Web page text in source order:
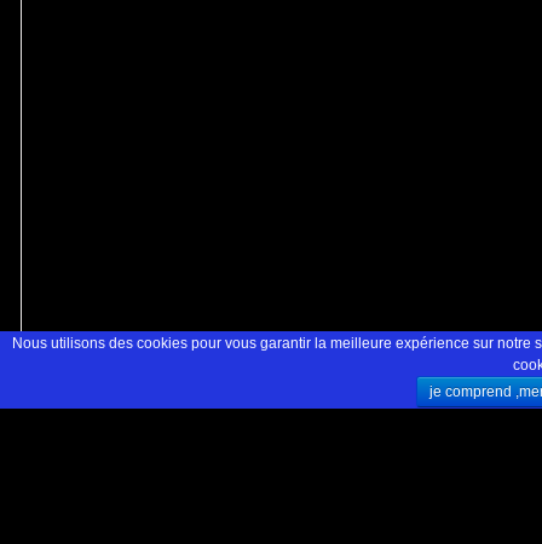
Nous utilisons des cookies pour vous garantir la meilleure expérience sur